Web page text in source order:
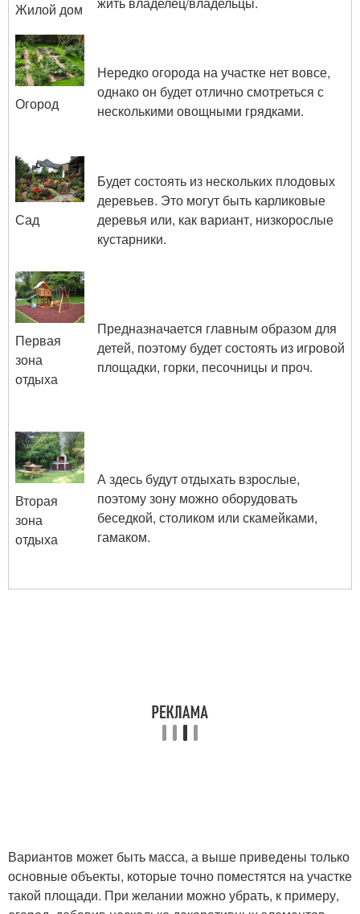
Жилой дом
Огород
Нередко огорода на участке нет вовсе,
однако он будет отлично смотреться с
несколькими овощными грядками.
Сад
Будет состоять из нескольких плодовых
деревьев. Это могут быть карликовые
деревья или, как вариант, низкорослые
кустарники.
Первая
зона
отдыха
Предназначается главным образом для
детей, поэтому будет состоять из игровой
площадки, горки, песочницы и проч.
Вторая
зона
отдыха
А здесь будут отдыхать взрослые,
поэтому зону можно оборудовать
беседкой, столиком или скамейками,
гамаком.
Вариантов может быть масса, а выше приведены только
основные объекты, которые точно поместятся на участке
такой площади. При желании можно убрать, к примеру,